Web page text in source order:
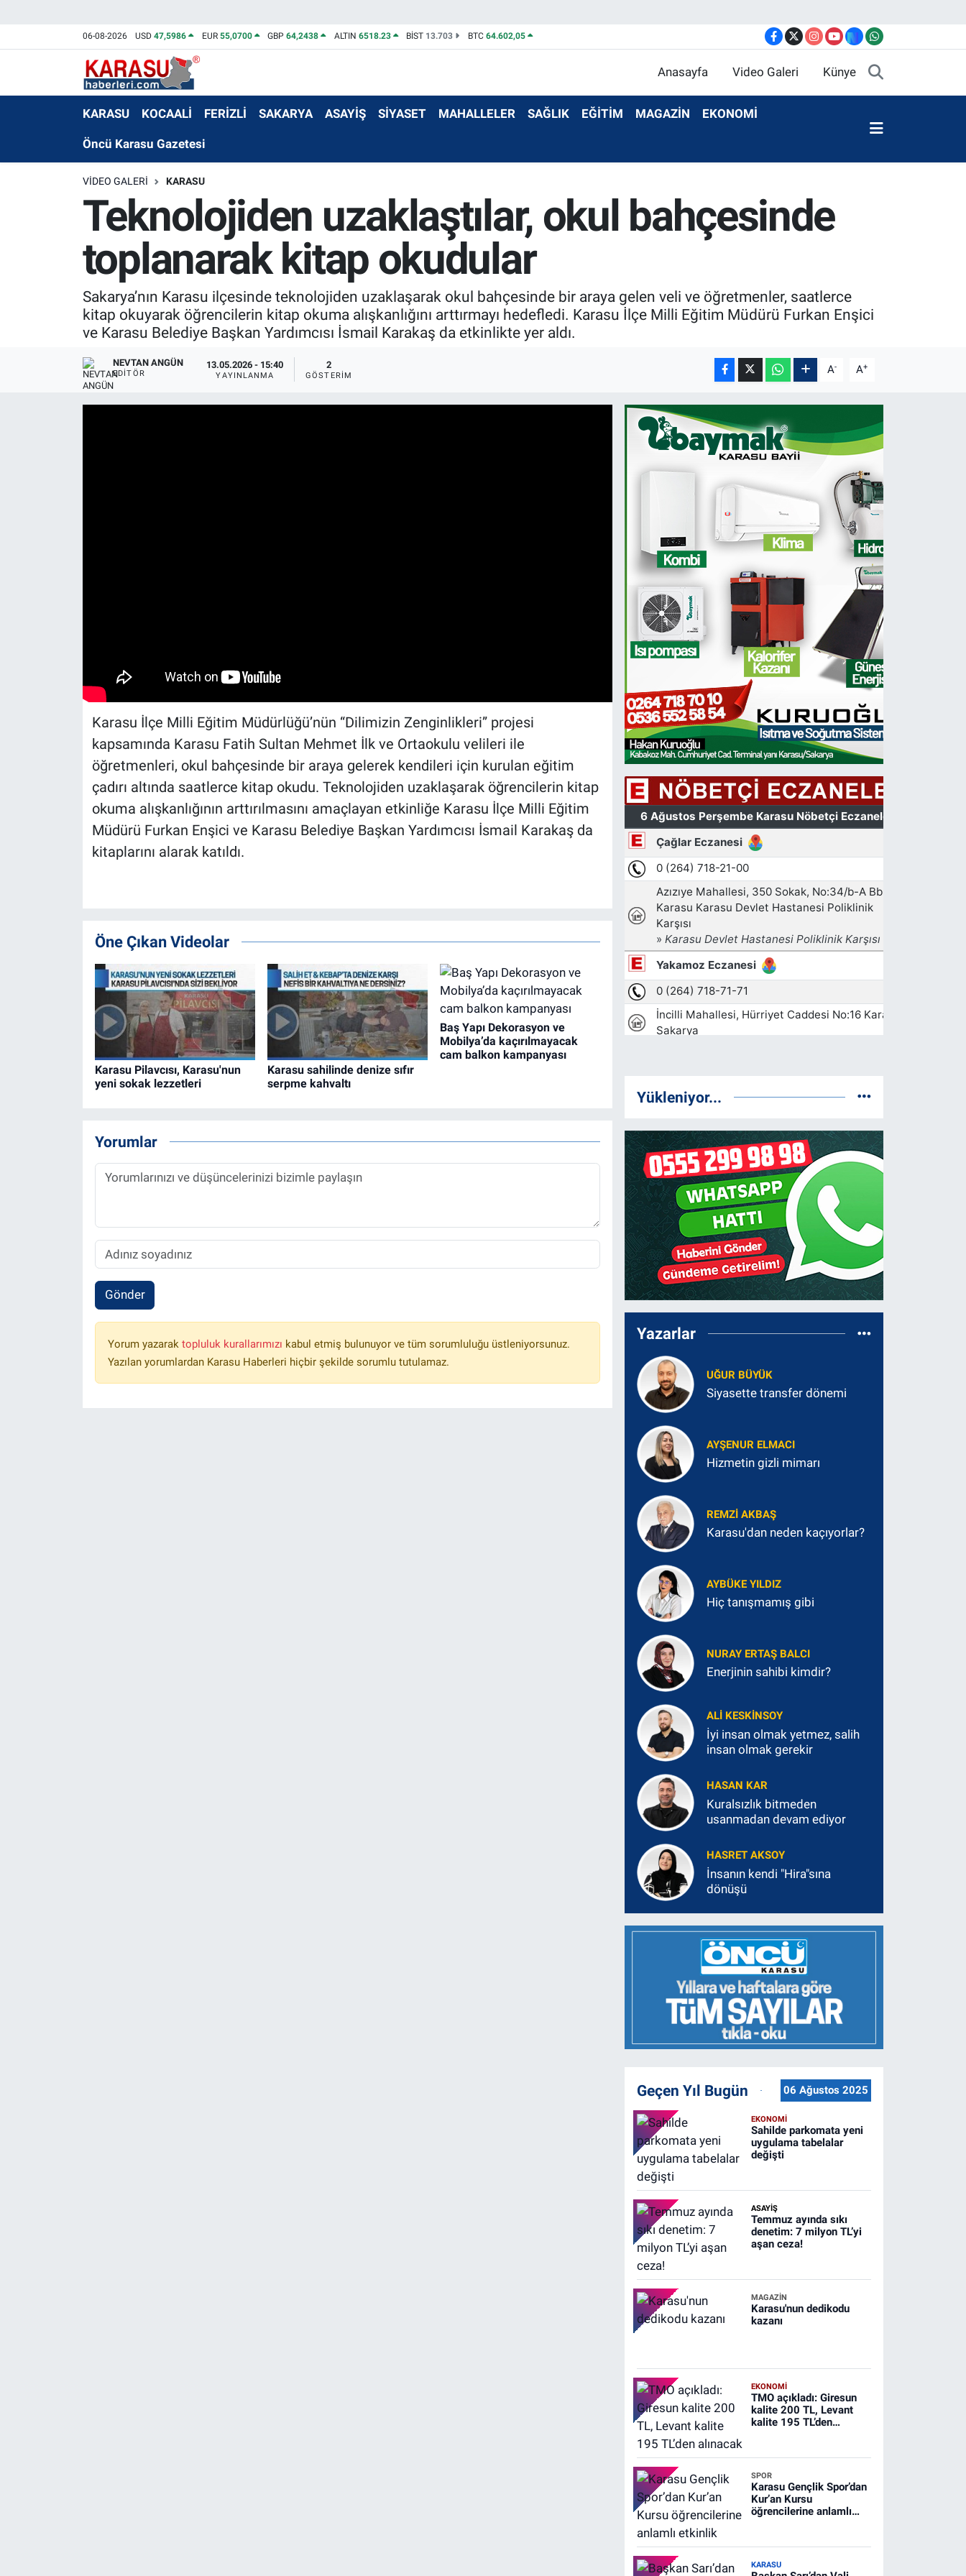
06-08-2026 USD47,5986 EUR 55,0700 GBP64,2438 ALTIN 6518.23 BİST 13.703 BTC 64.602,05
Anasayfa Video Galeri Künye
KARASU KOCAALİ FERİZLİ SAKARYA ASAYİŞ SİYASET MAHALLELER SAĞLIK EĞİTİM MAGAZİN EKONOMİ
Öncü Karasu Gazetesi
VIDEO GALERI KARASU
Teknolojiden uzaklaştılar, okul bahçesinde
toplanarak kitap okudular
Sakarya’nın Karasu ilçesinde teknolojiden uzaklaşarak okul bahçesinde bir araya gelen veli ve öğretmenler, saatlerce
kitap okuyarak öğrencilerin kitap okuma alışkanlığını arttırmayı hedefledi. Karasu İlçe Milli Eğitim Müdürü Furkan Enşici
ve Karasu Belediye Başkan Yardımcısı İsmail Karakaş da etkinlikte yer aldı.
NEVTAN ANGÜN
EDITÖR
13.05.2026 - 15:40
YAYINLANMA
2
GÖSTERIM A- A+
Karasu İlçe Milli Eğitim Müdürlüğü’nün “Dilimizin Zenginlikleri” projesi
kapsamında Karasu Fatih Sultan Mehmet İlk ve Ortaokulu velileri ile
öğretmenleri, okul bahçesinde bir araya gelerek kendileri için kurulan eğitim
çadırı altında saatlerce kitap okudu. Teknolojiden uzaklaşarak öğrencilerin kitap
okuma alışkanlığının arttırılmasını amaçlayan etkinliğe Karasu İlçe Milli Eğitim
Müdürü Furkan Enşici ve Karasu Belediye Başkan Yardımcısı İsmail Karakaş da
kitaplarını alarak katıldı.
Öne Çıkan Videolar
Karasu Pilavcısı, Karasu'nun
yeni sokak lezzetleri
Karasu sahilinde denize sıfır
serpme kahvaltı
Baş Yapı Dekorasyon ve
Mobilya’da kaçırılmayacak
cam balkon kampanyası
Yorumlar
Gönder
Yorum yazarak topluluk kurallarımızı kabul etmiş bulunuyor ve tüm sorumluluğu üstleniyorsunuz.
Yazılan yorumlardan Karasu Haberleri hiçbir şekilde sorumlu tutulamaz.
Yükleniyor...
Yazarlar
UĞUR BÜYÜK
Siyasette transfer dönemi
AYŞENUR ELMACI
Hizmetin gizli mimarı
REMZI AKBAŞ
Karasu'dan neden kaçıyorlar?
AYBÜKE YILDIZ
Hiç tanışmamış gibi
NURAY ERTAŞ BALCI
Enerjinin sahibi kimdir?
ALI KESKINSOY
İyi insan olmak yetmez, salih
insan olmak gerekir
HASAN KAR
Kuralsızlık bitmeden
usanmadan devam ediyor
HASRET AKSOY
İnsanın kendi "Hira"sına
dönüşü
Geçen Yıl Bugün 06 Ağustos 2025
EKONOMİ
Sahilde parkomata yeni
uygulama tabelalar
değişti
ASAYİŞ
Temmuz ayında sıkı
denetim: 7 milyon TL’yi
aşan ceza!
MAGAZİN
Karasu'nun dedikodu
kazanı
EKONOMİ
TMO açıkladı: Giresun
kalite 200 TL, Levant
kalite 195 TL’den
SPOR
Karasu Gençlik Spor’dan
Kur’an Kursu
öğrencilerine anlamlı
KARASU